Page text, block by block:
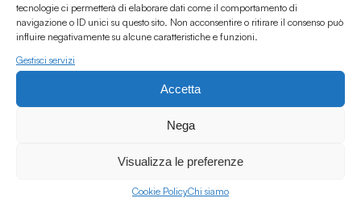
tecnologie ci permetterà di elaborare dati come il comportamento di
navigazione o ID unici su questo sito. Non acconsentire o ritirare il consenso può
influire negativamente su alcune caratteristiche e funzioni.
Gestisci servizi
Accetta
Nega
Visualizza le preferenze
Cookie PolicyChi siamo
Associazione Culturale Humus
Via degli Orti 63, Bologna 40137
CF: 03691751204